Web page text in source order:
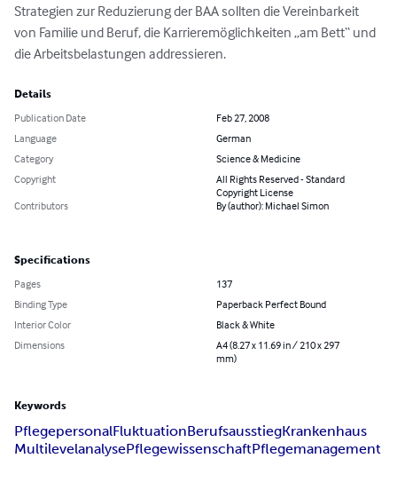
Strategien zur Reduzierung der BAA sollten die Vereinbarkeit
von Familie und Beruf, die Karrieremöglichkeiten „am Bett“ und
die Arbeitsbelastungen addressieren.
Details
Publication Date
Feb 27, 2008
Language
German
Category
Science & Medicine
Copyright
All Rights Reserved - Standard
Copyright License
Contributors
By (author): Michael Simon
Specifications
Pages
137
Binding Type
Paperback Perfect Bound
Interior Color
Black & White
Dimensions
A4 (8.27 x 11.69 in / 210 x 297
mm)
Keywords
PflegepersonalFluktuationBerufsausstiegKrankenhaus
MultilevelanalysePflegewissenschaftPflegemanagement